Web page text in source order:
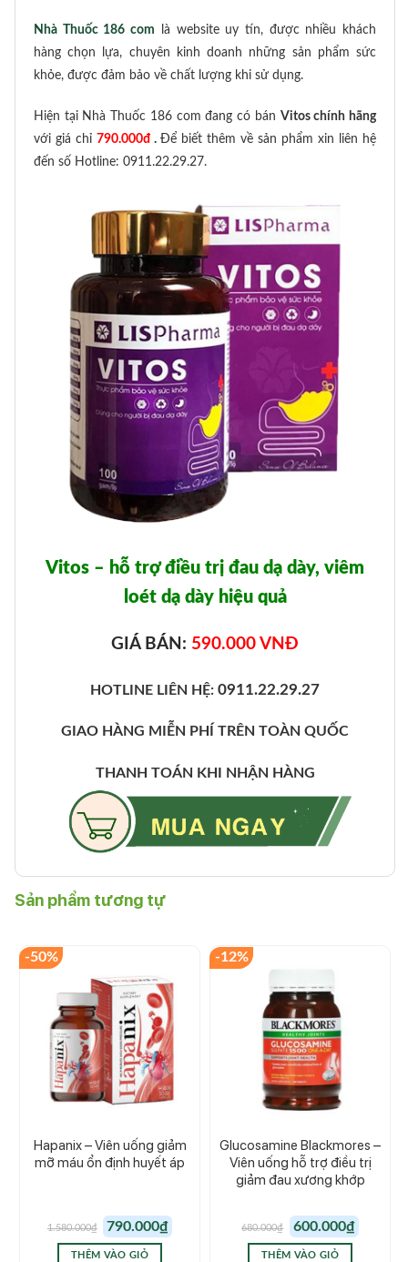
Nhà Thuốc 186 com là website uy tín, được nhiều khách
hàng chọn lựa, chuyên kinh doanh những sản phẩm sức
khỏe, được đảm bảo về chất lượng khi sử dụng.
Hiện tại Nhà Thuốc 186 com đang có bán Vitos chính hãng
với giá chỉ 790.000đ . Để biết thêm về sản phẩm xin liên hệ
đến số Hotline: 0911.22.29.27.
Vitos – hỗ trợ điều trị đau dạ dày, viêm
loét dạ dày hiệu quả
GIÁ BÁN: 590.000 VNĐ
HOTLINE LIÊN HỆ: 0911.22.29.27
GIAO HÀNG MIỄN PHÍ TRÊN TOÀN QUỐC
THANH TOÁN KHI NHẬN HÀNG
Sản phẩm tương tự
-50%
Hapanix – Viên uống giảm
mỡ máu ổn định huyết áp
1.580.000₫
Giá
gốc
là:
1.580.000₫.
790.000₫ hiện
THÊM VÀO GIỎ
-12%
Glucosamine Blackmores –
Viên uống hỗ trợ điều trị
giảm đau xương khớp
680.000₫
Giá
gốc
là:
680.000₫.
600.000₫ hiện
THÊM VÀO GIỎ